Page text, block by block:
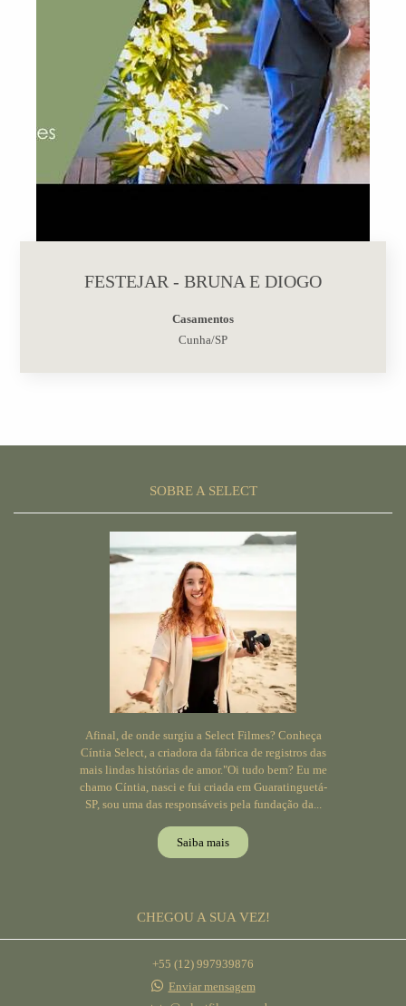
FESTEJAR - BRUNA E DIOGO
Casamentos
Cunha/SP
SOBRE A SELECT
Afinal, de onde surgiu a Select Filmes? Conheça
Cíntia Select, a criadora da fábrica de registros das
mais lindas histórias de amor."Oi tudo bem? Eu me
chamo Cíntia, nasci e fui criada em Guaratinguetá-
SP, sou uma das responsáveis pela fundação da...
Saiba mais
CHEGOU A SUA VEZ!
+55 (12) 997939876
Enviar mensagem